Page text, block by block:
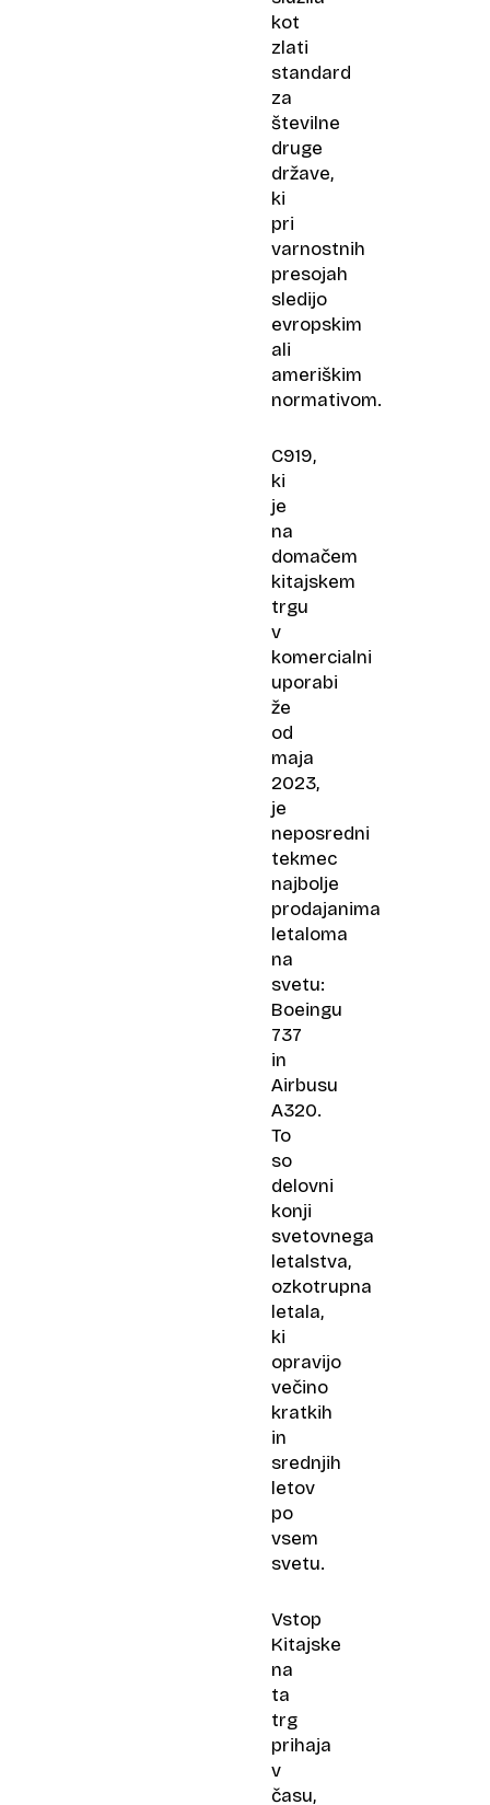
kot
zlati
standard
za
številne
druge
države,
ki
pri
varnostnih
presojah
sledijo
evropskim
ali
ameriškim
normativom.
C919,
ki
je
na
domačem
kitajskem
trgu
v
komercialni
uporabi
že
od
maja
2023,
je
neposredni
tekmec
najbolje
prodajanima
letaloma
na
svetu:
Boeingu
737
in
Airbusu
A320.
To
so
delovni
konji
svetovnega
letalstva,
ozkotrupna
letala,
ki
opravijo
večino
kratkih
in
srednjih
letov
po
vsem
svetu.
Vstop
Kitajske
na
ta
trg
prihaja
v
času,